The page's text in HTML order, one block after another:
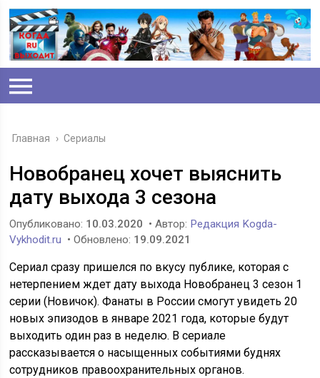
Главная › Сериалы
Новобранец хочет выяснить
дату выхода 3 сезона
Опубликовано: 10.03.2020 • Автор: Редакция Kogda-
Vykhodit.ru • Обновлено: 19.09.2021
Сериал сразу пришелся по вкусу публике, которая с
нетерпением ждет дату выхода Новобранец 3 сезон 1
серии (Новичок). Фанаты в России смогут увидеть 20
новых эпизодов в январе 2021 года, которые будут
выходить один раз в неделю. В сериале
рассказывается о насыщенных событиями буднях
сотрудников правоохранительных органов.